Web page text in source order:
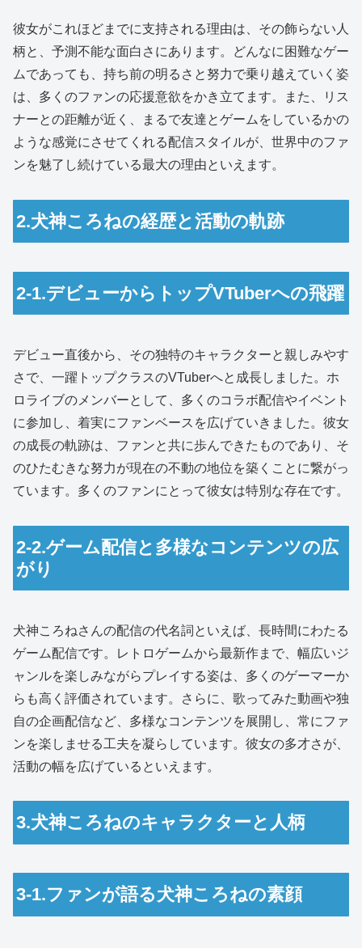
彼女がこれほどまでに支持される理由は、その飾らない人
柄と、予測不能な面白さにあります。どんなに困難なゲー
ムであっても、持ち前の明るさと努力で乗り越えていく姿
は、多くのファンの応援意欲をかき立てます。また、リス
ナーとの距離が近く、まるで友達とゲームをしているかの
ような感覚にさせてくれる配信スタイルが、世界中のファ
ンを魅了し続けている最大の理由といえます。
2.犬神ころねの経歴と活動の軌跡
2-1.デビューからトップVTuberへの飛躍
デビュー直後から、その独特のキャラクターと親しみやす
さで、一躍トップクラスのVTuberへと成長しました。ホ
ロライブのメンバーとして、多くのコラボ配信やイベント
に参加し、着実にファンベースを広げていきました。彼女
の成長の軌跡は、ファンと共に歩んできたものであり、そ
のひたむきな努力が現在の不動の地位を築くことに繋がっ
ています。多くのファンにとって彼女は特別な存在です。
2-2.ゲーム配信と多様なコンテンツの広
がり
犬神ころねさんの配信の代名詞といえば、長時間にわたる
ゲーム配信です。レトロゲームから最新作まで、幅広いジ
ャンルを楽しみながらプレイする姿は、多くのゲーマーか
らも高く評価されています。さらに、歌ってみた動画や独
自の企画配信など、多様なコンテンツを展開し、常にファ
ンを楽しませる工夫を凝らしています。彼女の多才さが、
活動の幅を広げているといえます。
3.犬神ころねのキャラクターと人柄
3-1.ファンが語る犬神ころねの素顔